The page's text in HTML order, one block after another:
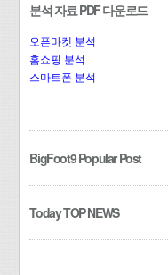
분석 자료 PDF 다운로드
오픈마켓 분석
홈쇼핑 분석
스마트폰 분석
BigFoot9 Popular Post
Today TOP NEWS